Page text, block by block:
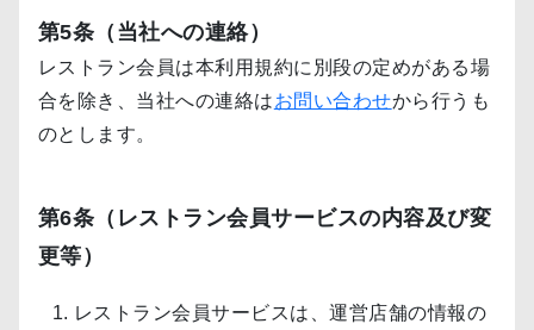
第5条（当社への連絡）
レストラン会員は本利用規約に別段の定めがある場
合を除き、当社への連絡はお問い合わせから行うも
のとします。
第6条（レストラン会員サービスの内容及び変
更等）
レストラン会員サービスは、運営店舗の情報の